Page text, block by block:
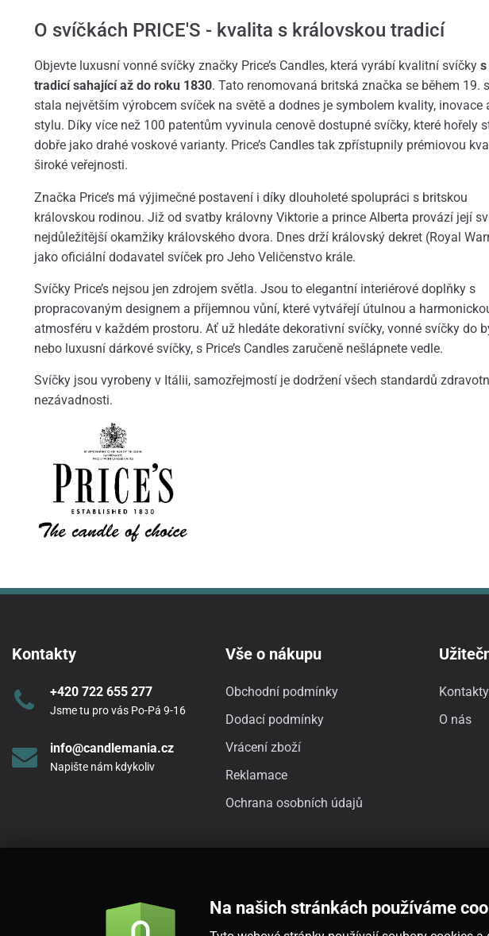
O svíčkách PRICE'S - kvalita s královskou tradicí
Objevte luxusní vonné svíčky značky Price’s Candles, která vyrábí kvalitní svíčky s
tradicí sahající až do roku 1830. Tato renomovaná britská značka se během 19.
stala největším výrobcem svíček na světě a dodnes je symbolem kvality, inovace
stylu. Díky více než 100 patentům vyvinula cenově dostupné svíčky, které hořely
dobře jako drahé voskové varianty. Price’s Candles tak zpřístupnily prémiovou
široké veřejnosti.
Značka Price’s má výjimečné postavení i díky dlouholeté spolupráci s britskou
královskou rodinou. Již od svatby královny Viktorie a prince Alberta provází její
nejdůležitější okamžiky královského dvora. Dnes drží královský dekret (Royal
jako oficiální dodavatel svíček pro Jeho Veličenstvo krále.
Svíčky Price’s nejsou jen zdrojem světla. Jsou to elegantní interiérové doplňky s
propracovaným designem a příjemnou vůní, které vytvářejí útulnou a
atmosféru v každém prostoru. Ať už hledáte dekorativní svíčky, vonné svíčky do
nebo luxusní dárkové svíčky, s Price’s Candles zaručeně nešlápnete vedle.
Svíčky jsou vyrobeny v Itálii, samozřejmostí je dodržení všech standardů
nezávadnosti.
Kontakty
+420 722 655 277
Jsme tu pro vás Po-Pá 9-16
info@candlemania.cz
Napište nám kdykoliv
Vše o nákupu
Obchodní podmínky
Dodací podmínky
Vrácení zboží
Reklamace
Ochrana osobních údajů
Kontakty
O nás
Na našich stránkách používáme